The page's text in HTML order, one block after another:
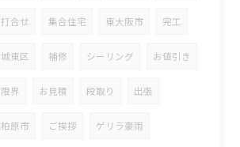
打合せ 集合住宅 東大阪市 完工
城東区 補修 シーリング お値引き
限界 お見積 段取り 出張
柏原市 ご挨拶 ゲリラ豪雨